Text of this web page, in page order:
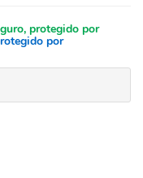
protegido por
por